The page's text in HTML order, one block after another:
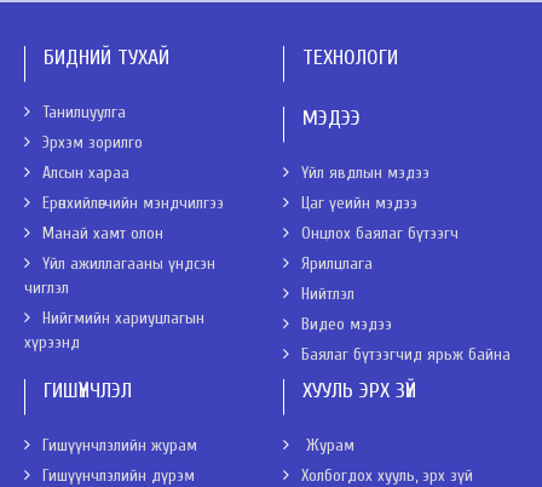
БИДНИЙ ТУХАЙ
Танилцуулга
Эрхэм зорилго
Алсын хараа
Ерөнхийлөгчийн мэндчилгээ
Манай хамт олон
Үйл ажиллагааны үндсэн
чиглэл
Нийгмийн хариуцлагын
хүрээнд
ТЕХНОЛОГИ
МЭДЭЭ
Үйл явдлын мэдээ
Цаг үеийн мэдээ
Онцлох баялаг бүтээгч
Ярилцлага
Нийтлэл
Видео мэдээ
Баялаг бүтээгчид ярьж байна
ГИШҮҮНЧЛЭЛ
Гишүүнчлэлийн журам
Гишүүнчлэлийн дүрэм
ХУУЛЬ ЭРХ ЗҮЙ
Журам
Холбогдох хууль, эрх зүй